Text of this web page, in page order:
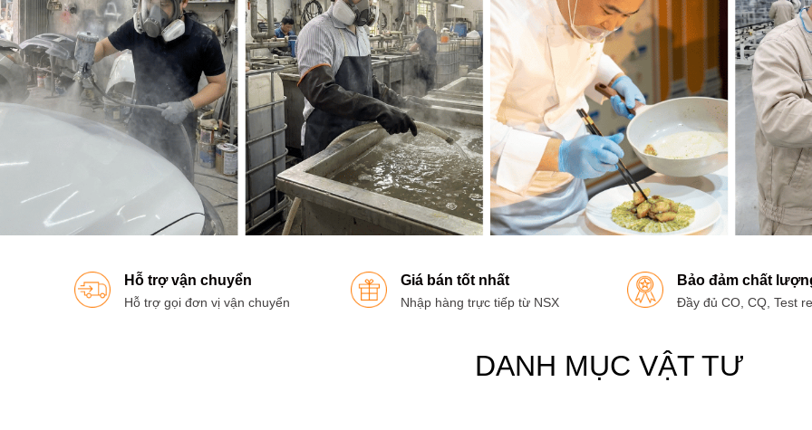
Hỗ trợ vận chuyển
Hỗ trợ gọi đơn vị vận chuyển
Giá bán tốt nhất
Nhập hàng trực tiếp từ NSX
Bảo đảm chất
Đầy đủ CO, CQ, Test
DANH MỤC VẬT TƯ